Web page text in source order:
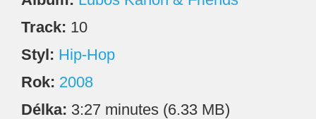
Track: 10
Styl: Hip-Hop
Rok: 2008
Délka: 3:27 minutes (6.33 MB)